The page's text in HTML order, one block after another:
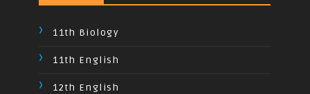
11th Biology
11th English
12th English